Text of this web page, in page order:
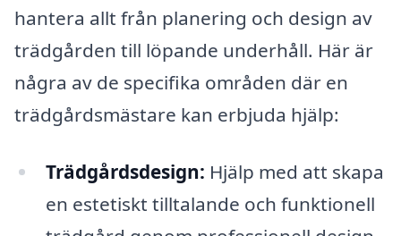
hantera allt från planering och design av
trädgården till löpande underhåll. Här är
några av de specifika områden där en
trädgårdsmästare kan erbjuda hjälp:
Trädgårdsdesign: Hjälp med att skapa
en estetiskt tilltalande och funktionell